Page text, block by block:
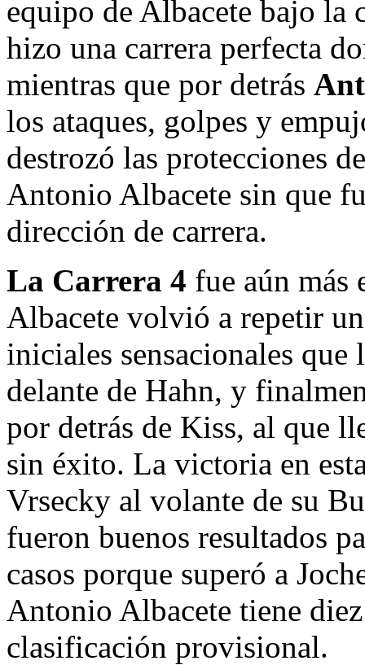
equipo de Albacete bajo la
hizo una carrera perfecta
mientras que por detrás
los ataques, golpes y
destrozó las protecciones
Antonio Albacete sin que
dirección de carrera.
La Carrera 4 fue aún más
Albacete volvió a repetir
iniciales sensacionales
delante de Hahn, y
por detrás de Kiss, al que
sin éxito. La victoria en
Vrsecky al volante de su
fueron buenos resultados
casos porque superó a
Antonio Albacete tiene
clasificación provisional.